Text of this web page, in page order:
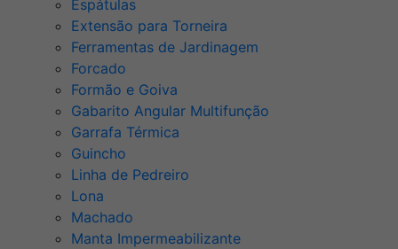
Espátulas
Extensão para Torneira
Ferramentas de Jardinagem
Forcado
Formão e Goiva
Gabarito Angular Multifunção
Garrafa Térmica
Guincho
Linha de Pedreiro
Lona
Machado
Manta Impermeabilizante